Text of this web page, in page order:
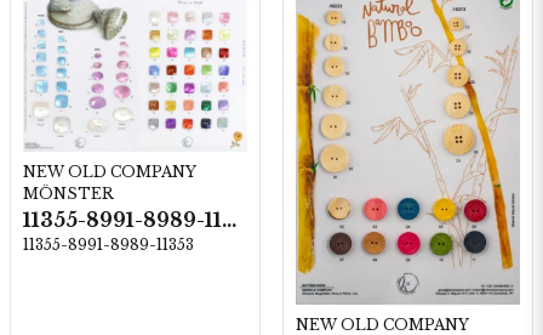
NEW OLD COMPANY
MÖNSTER
11355-8991-8989-11353
11355-8991-8989-11353
NEW OLD COMPANY